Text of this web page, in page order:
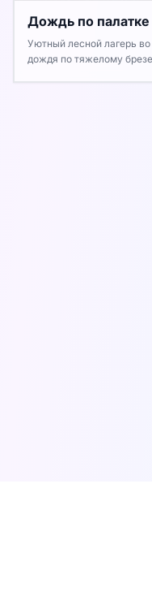
Дождь по палатке
Уютный лесной лагерь
дождя по тяжелому